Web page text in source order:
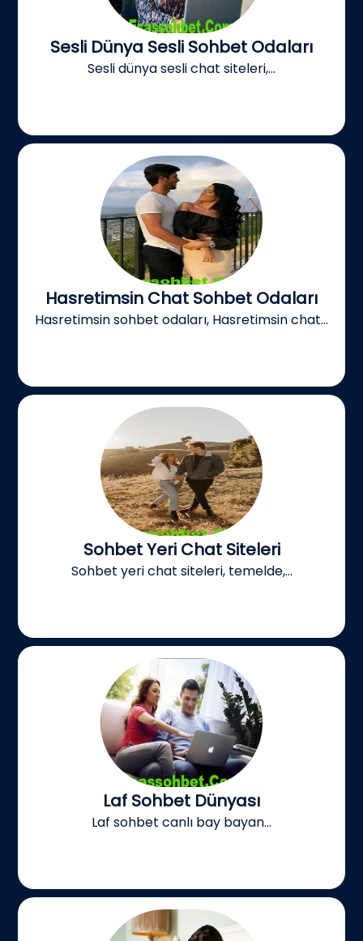
Sesli Dünya Sesli Sohbet Odaları
Sesli dünya sesli chat siteleri,...
Hasretimsin Chat Sohbet Odaları
Hasretimsin sohbet odaları, Hasretimsin chat...
Sohbet Yeri Chat Siteleri
Sohbet yeri chat siteleri, temelde,...
Laf Sohbet Dünyası
Laf sohbet canlı bay bayan...